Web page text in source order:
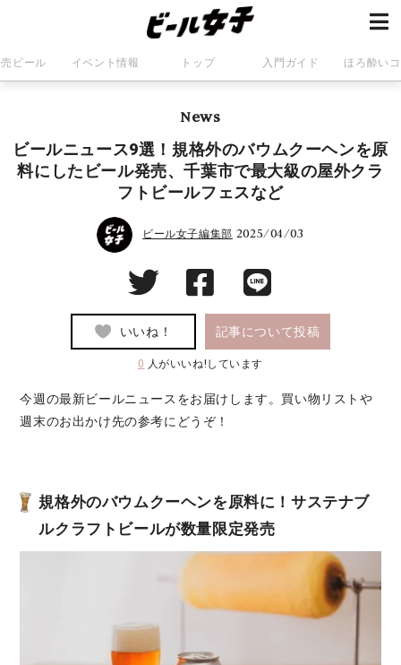
ビール イベント情報 トップ 入門ガイド ほろ酔い
News
ビールニュース9選！規格外のバウムクーヘンを原
料にしたビール発売、千葉市で最大級の屋外クラ
フトビールフェスなど
ビール女子編集部 2025/04/03
いいね！ 記事について投稿
0 人がいいね!しています
今週の最新ビールニュースをお届けします。買い物リストや
週末のお出かけ先の参考にどうぞ！
規格外のバウムクーヘンを原料に！サステナブ
ルクラフトビールが数量限定発売